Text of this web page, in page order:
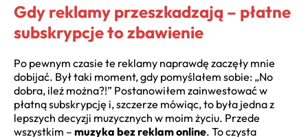
Gdy reklamy przeszkadzają – płatne
subskrypcje to zbawienie
Po pewnym czasie te reklamy naprawdę zaczęły mnie
dobijać. Był taki moment, gdy pomyślałem sobie: „No
dobra, ileż można?!” Postanowiłem zainwestować w
płatną subskrypcję i, szczerze mówiąc, to była jedna z
lepszych decyzji muzycznych w moim życiu. Przede
wszystkim – muzyka bez reklam online. To czysta